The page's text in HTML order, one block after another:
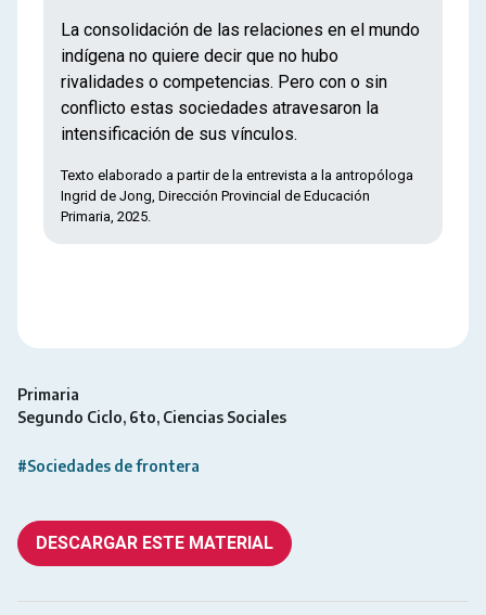
La consolidación de las relaciones en el mundo
indígena no quiere decir que no hubo
rivalidades o competencias. Pero con o sin
conflicto estas sociedades atravesaron la
intensificación de sus vínculos.
Texto elaborado a partir de la entrevista a la antropóloga
Ingrid de Jong, Dirección Provincial de Educación
Primaria, 2025.
Primaria
Segundo Ciclo 6to Ciencias Sociales
#Sociedades de frontera
DESCARGAR ESTE MATERIAL